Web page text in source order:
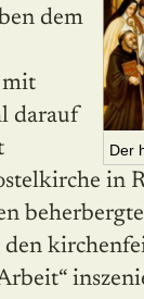
Der
dem
mit
darauf
in